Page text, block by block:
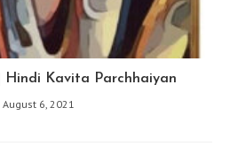
| Hindi Kavita Parchhaiyan
August 6, 2021